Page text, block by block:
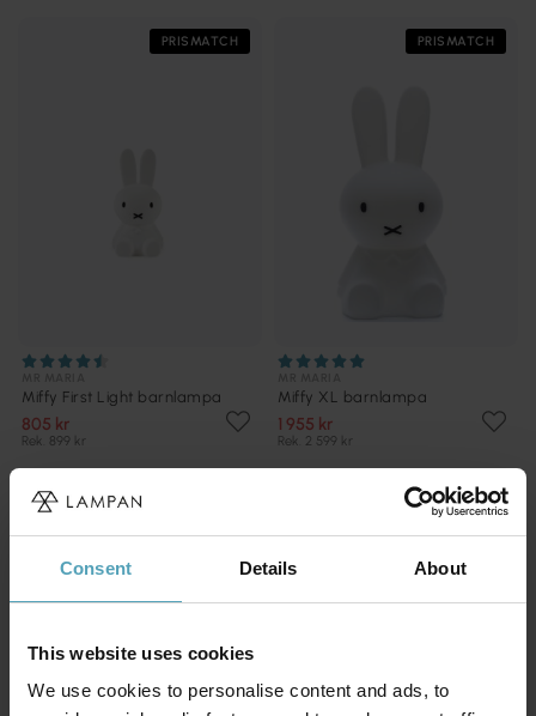
Consent Details About
This website uses cookies
We use cookies to personalise content and ads, to
PRISMATCH
Miffy First Light barnlampa
805 kr
Rek. 899 kr
PRISMATCH
Miffy XL barnlampa
1 955 kr
Rek. 2 599 kr
KAMPANJ